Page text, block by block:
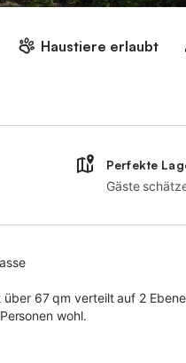
Haustiere erlaubt
Perfekte
Gäste
67 qm verteilt auf 2
wohl.